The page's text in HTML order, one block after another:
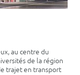
au centre du
de la région
trajet en transport